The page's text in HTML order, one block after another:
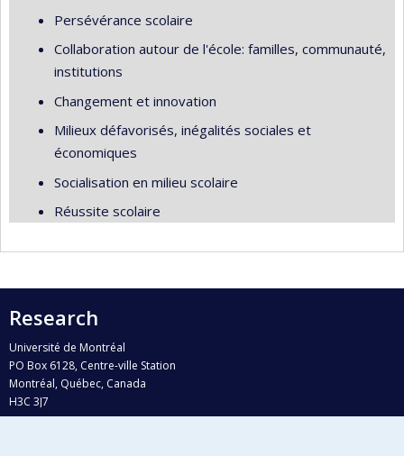
Persévérance scolaire
Collaboration autour de l'école: familles, communauté,
institutions
Changement et innovation
Milieux défavorisés, inégalités sociales et
économiques
Socialisation en milieu scolaire
Réussite scolaire
Research
Université de Montréal
PO Box 6128, Centre-ville Station
Montréal, Québec, Canada
H3C 3J7